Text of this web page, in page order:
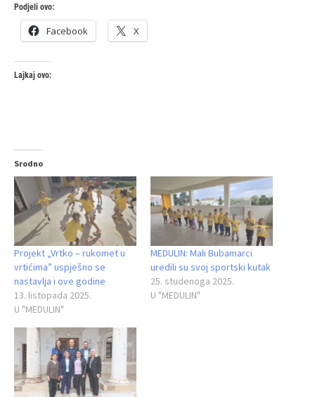
Podjeli ovo:
Facebook X
Lajkaj ovo:
Srodno
Projekt „Vrtko – rukomet u
vrtićima” uspješno se
nastavlja i ove godine
13. listopada 2025.
U "MEDULIN"
MEDULIN: Mali Bubamarci
uredili su svoj sportski kutak
25. studenoga 2025.
U "MEDULIN"